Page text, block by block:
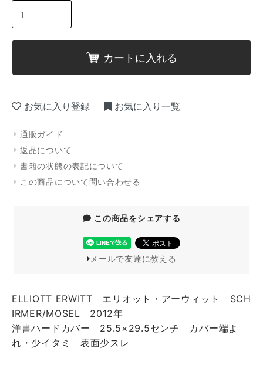
カートに入れる
お気に入り登録 お気に入り一覧
通販ガイド
返品について
書籍の状態の表記について
この商品について問い合わせる
この商品をシェアする
メールで友達に教える
ELLIOTT ERWITT エリオット・アーウィット SCH
IRMER/MOSEL 2012年
洋書ハードカバー 25.5×29.5センチ カバー端よ
れ・少イタミ 表面少スレ